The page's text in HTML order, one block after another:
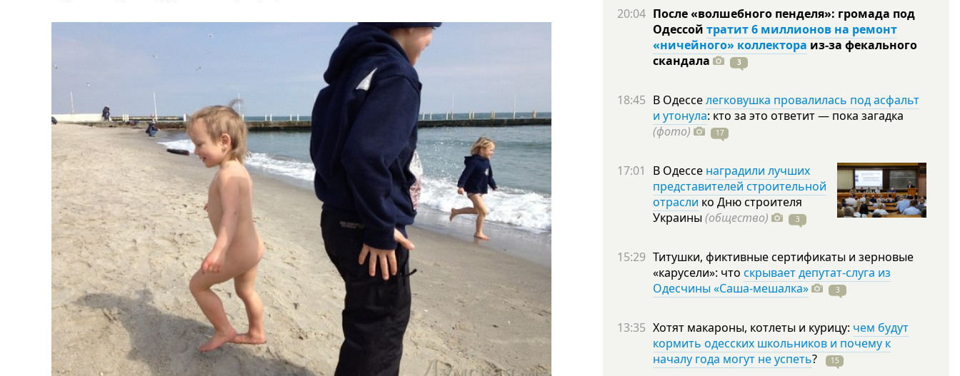
20:04 После «волшебного пенделя»: громада под
Одессой тратит 6 миллионов на ремонт
«ничейного» коллектора из-за фекального
скандала
3
18:45 В Одесселегковушка провалилась под асфальт
и утонула: кто за это ответит — пока загадка
(фото)
17
17:01 В Одессе наградили лучших
представителей строительной
отрасли ко Дню строителя
Украины (общество) 3
15:29 Титушки, фиктивные сертификаты и зерновые
«карусели»: что скрывает депутат-слуга из
Одесчины «Саша-мешалка»
3
13:35 Хотят макароны, котлеты и курицу: чем будут
кормить одесских школьников и почему к
началу года могут не успеть? 15